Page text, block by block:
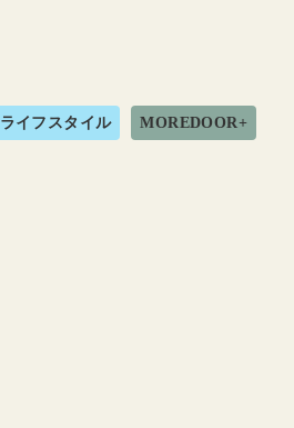
ライフスタイル MOREDOOR+